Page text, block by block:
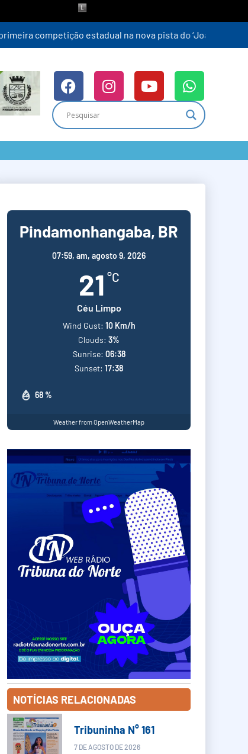
Pindamonhangaba, BR
07:59, am, agosto 9, 2026
21 °C
Céu Limpo
68 %
Wind Gust: 10 Km/h
Clouds: 3%
Sunrise: 06:38
Sunset: 17:38
Weather from OpenWeatherMap
NOTÍCIAS RELACIONADAS
Tribuninha N° 161
7 DE AGOSTO DE 2026